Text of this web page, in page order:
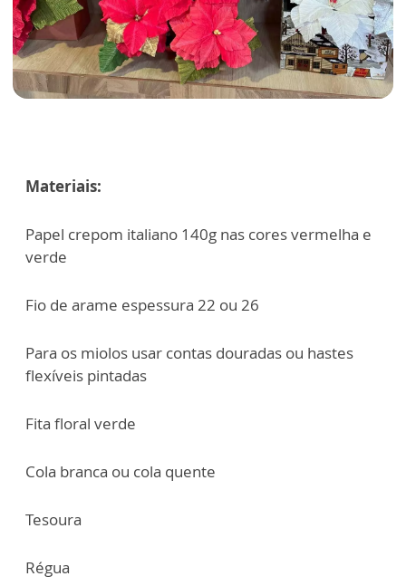
Materiais:
Papel crepom italiano 140g nas cores vermelha e
verde
Fio de arame espessura 22 ou 26
Para os miolos usar contas douradas ou hastes
flexíveis pintadas
Fita floral verde
Cola branca ou cola quente
Tesoura
Régua